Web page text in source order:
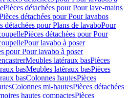
Pièces détachées pour Pour lave-mains
détachées pour Pour lavabos
détachées pour Plans de lavaboPour
Pièces détachées pour Pour
Pour lavabo à poser
pour Pour lavabo à poser
Meubles latéraux basPièces
basMeubles latéraux basPièces
basColonnes hautesPièces
Colonnes mi-hautesPièces détachées
hautes compactesPièces